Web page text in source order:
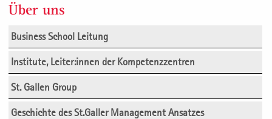
und Diplomstudiengängen der St. Galler Business School
Über uns
Business School Leitung
Institute, Leiter:innen der Kompetenzzentren
St. Gallen Group
Geschichte des St.Galler Management Ansatzes